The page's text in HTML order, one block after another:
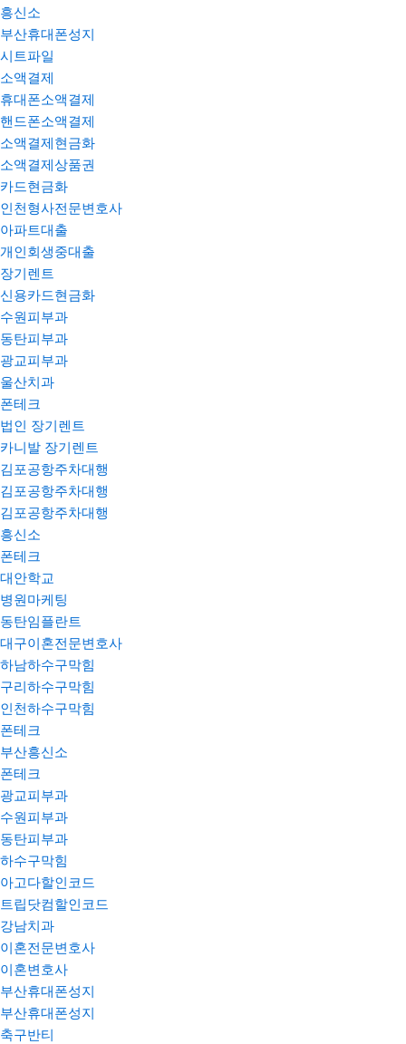
흥신소
부산휴대폰성지
시트파일
소액결제
휴대폰소액결제
핸드폰소액결제
소액결제현금화
소액결제상품권
카드현금화
인천형사전문변호사
아파트대출
개인회생중대출
장기렌트
신용카드현금화
수원피부과
동탄피부과
광교피부과
울산치과
폰테크
법인 장기렌트
카니발 장기렌트
김포공항주차대행
김포공항주차대행
김포공항주차대행
흥신소
폰테크
대안학교
병원마케팅
동탄임플란트
대구이혼전문변호사
하남하수구막힘
구리하수구막힘
인천하수구막힘
폰테크
부산흥신소
폰테크
광교피부과
수원피부과
동탄피부과
하수구막힘
아고다할인코드
트립닷컴할인코드
강남치과
이혼전문변호사
이혼변호사
부산휴대폰성지
부산휴대폰성지
축구반티